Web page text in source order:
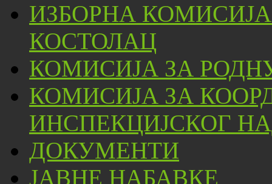
ИЗБОРНА
КОСТОЛАЦ
КОМИСИЈА ЗА
КОМИСИЈА ЗА
ИНСПЕКЦИЈСКОГ
ДОКУМЕНТИ
ЈАВНЕ НАБАВКЕ